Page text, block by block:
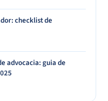
checklist de
advocacia: guia de